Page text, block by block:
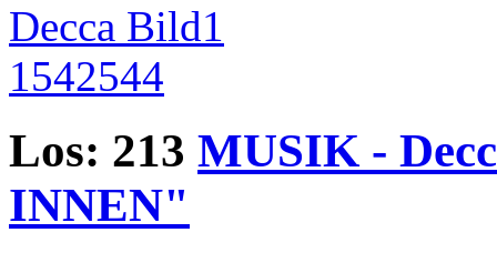
Los: 213 MUSIK -
INNEN"